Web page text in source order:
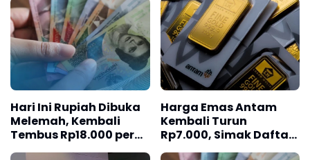
Hari Ini Rupiah Dibuka
Melemah, Kembali
Tembus Rp18.000 per
Harga Emas Antam
Kembali Turun
Rp7.000, Simak Daftar